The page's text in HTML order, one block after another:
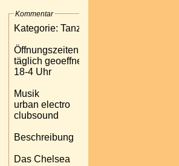
Kommentar
Kategorie: Tanzlokal
Öffnungszeiten:
täglich geoeffnet von
18-4 Uhr
Musik
urban electro
clubsound
Beschreibung
Das Chelsea